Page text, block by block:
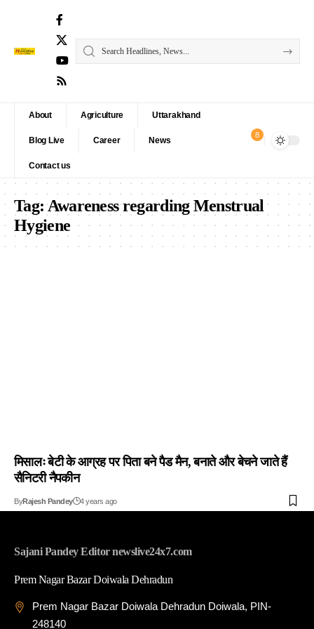
About Agriculture Uttarakhand
Blog Live Career News
Contact us
8
Tag:Awareness regarding Menstrual
Hygiene
मिसालः बेटी के आग्रह पर पिता बने पैड मैन, बनाते और बेचने जाते हैं
सैनिटरी नैपकीन
ByRajesh Pandey 4 years ago
Sajani Pandey Editor newslive24x7.com
Prem Nagar Bazar Doiwala Dehradun
Prem Nagar Bazar Doiwala Dehradun Doiwala, PIN-
248140